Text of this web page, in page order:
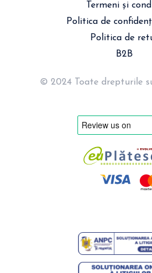
Termeni și
Politica de
Politica de
B2B
© 2024 Toate drepturile